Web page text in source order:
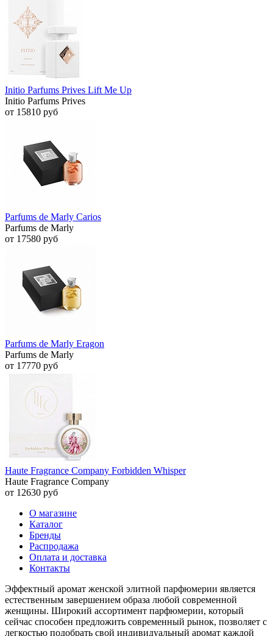
Initio Parfums Prives Lift Me Up
Initio Parfums Prives
от 15810 руб
Parfums de Marly Carios
Parfums de Marly
от 17580 руб
Parfums de Marly Eragon
Parfums de Marly
от 17770 руб
Haute Fragrance Company Forbidden Whisper
Haute Fragrance Company
от 12630 руб
О магазине
Каталог
Бренды
Распродажа
Оплата и доставка
Контакты
Эффектный аромат женской элитной парфюмерии является
естественным завершением образа любой современной
женщины. Широкий ассортимент парфюмерии, который
сейчас способен предложить современный рынок, позволяет с
легкостью подобрать свой индивидуальный аромат каждой